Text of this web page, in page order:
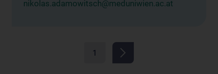
nikolas.adamowitsch@meduniwien.ac.at
1